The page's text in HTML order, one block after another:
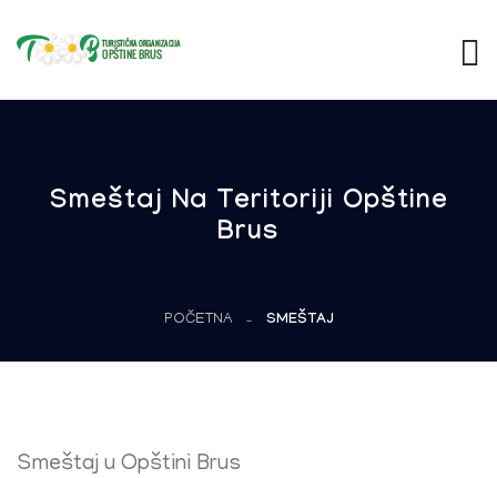
Smeštaj Na Teritoriji Opštine
Brus
POČETNA SMEŠTAJ
Smeštaj u Opštini Brus